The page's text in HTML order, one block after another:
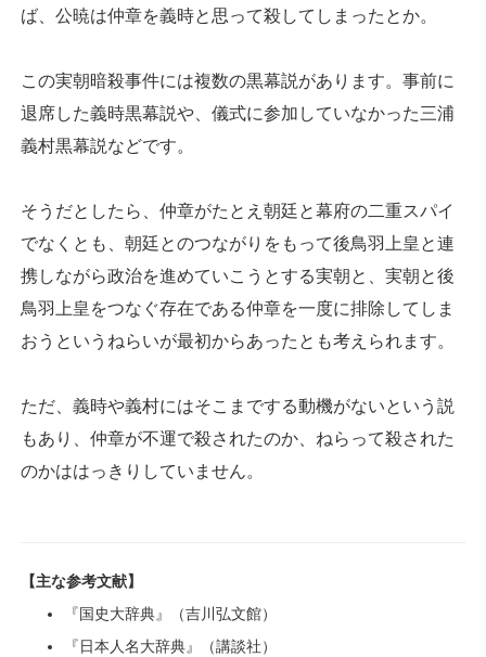
ば、公暁は仲章を義時と思って殺してしまったとか。
この実朝暗殺事件には複数の黒幕説があります。事前に
退席した義時黒幕説や、儀式に参加していなかった三浦
義村黒幕説などです。
そうだとしたら、仲章がたとえ朝廷と幕府の二重スパイ
でなくとも、朝廷とのつながりをもって後鳥羽上皇と連
携しながら政治を進めていこうとする実朝と、実朝と後
鳥羽上皇をつなぐ存在である仲章を一度に排除してしま
おうというねらいが最初からあったとも考えられます。
ただ、義時や義村にはそこまでする動機がないという説
もあり、仲章が不運で殺されたのか、ねらって殺された
のかははっきりしていません。
【主な参考文献】
『国史大辞典』（吉川弘文館）
『日本人名大辞典』（講談社）